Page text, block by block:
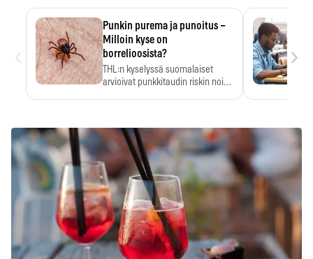
Punkin purema ja punoitus –
Milloin kyse on
borrelioosista?
THL:n kyselyssä suomalaiset
arvioivat punkkitaudin riskin noin
›